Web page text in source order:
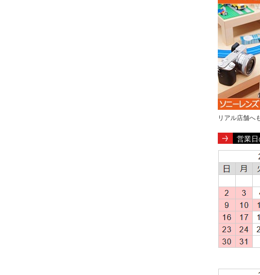
リアル店舗へ
営業